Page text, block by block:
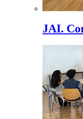
JAI.